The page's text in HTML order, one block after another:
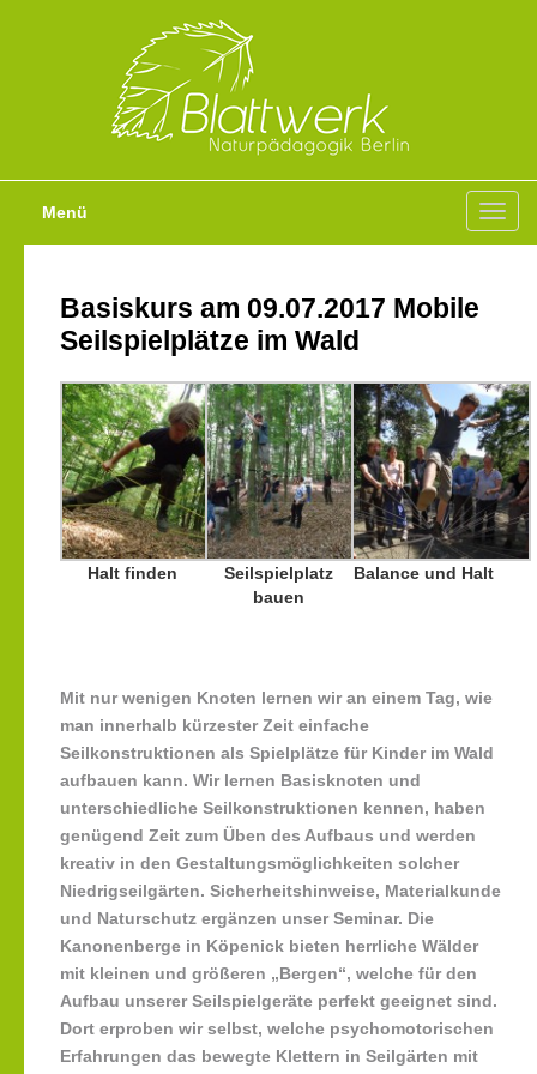
Menü
Basiskurs am 09.07.2017 Mobile
Seilspielplätze im Wald
Halt finden
Seilspielplatz
bauen
Balance und Halt
Mit nur wenigen Knoten lernen wir an einem Tag, wie
man innerhalb kürzester Zeit einfache
Seilkonstruktionen als Spielplätze für Kinder im Wald
aufbauen kann. Wir lernen Basisknoten und
unterschiedliche Seilkonstruktionen kennen, haben
genügend Zeit zum Üben des Aufbaus und werden
kreativ in den Gestaltungsmöglichkeiten solcher
Niedrigseilgärten. Sicherheitshinweise, Materialkunde
und Naturschutz ergänzen unser Seminar. Die
Kanonenberge in Köpenick bieten herrliche Wälder
mit kleinen und größeren „Bergen“, welche für den
Aufbau unserer Seilspielgeräte perfekt geeignet sind.
Dort erproben wir selbst, welche psychomotorischen
Erfahrungen das bewegte Klettern in Seilgärten mit